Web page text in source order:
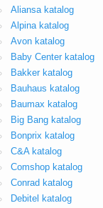
Aliansa katalog
Alpina katalog
Avon katalog
Baby Center katalog
Bakker katalog
Bauhaus katalog
Baumax katalog
Big Bang katalog
Bonprix katalog
C&A katalog
Comshop katalog
Conrad katalog
Debitel katalog